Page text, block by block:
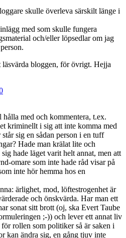
skulle överleva särskilt länge i
med som skulle fungera
och/eller löpsedlar om jag
läsvärda bloggen, för övrigt. Hejja
med och kommentera, t.ex.
kriminellt i sig att inte komma med
sig en sådan person i en tuff
Hade man krälat lite och
hade läget varit helt annat, men att
omare som inte hade råd visar på
inte hör hemma hos en
ärlighet, mod, löftestrogenhet är
och önskvärda. Har man ett
sonat sitt brott (oj, ska Evert Taube
;-)) och lever ett annat liv
för rollen som politiker så är saken i
kan ändra sig, en gång tjuv inte